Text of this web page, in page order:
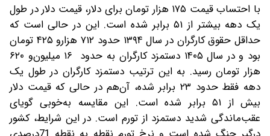
با احتساب قیمت ۱۷۵ هزار تومان برای دلار، قیمت دلار در طول
یک دهه بیشتر از ۵۱ برابر شده است. این در حالی است که
حداقل حقوق کارگران در سال ۱۳۹۴ حدود ۷۱۲ هزار‌و ۴۲۵ تومان
بود و در سال ۱۴۰۵ دستمزد کارگران به حدود ۱۶‌ میلیون‌و ۶۲۰
هزار تومان رسید‌‌. به این ترتیب دستمزد کارگران در طول یک
دهه فقط حدود ۲۳ برابر شده، آن‌هم در حالی که قیمت دلار
بیش از ۵۱ برابر شده است. این مقایسه به‌خوبی گویای
عقب‌ماندگی شدید دستمزد از تورم است. ‌در این شرایط، کشور